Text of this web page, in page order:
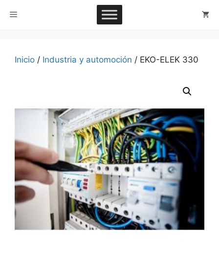
Menú
Inicio / Industria y automoción / EKO-ELEK 330